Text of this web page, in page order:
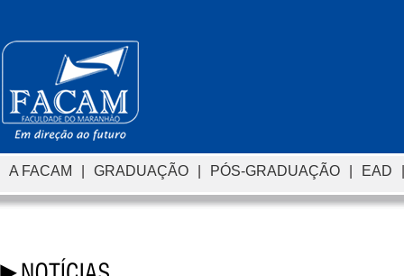
A FACAM | GRADUAÇÃO | PÓS-GRADUAÇÃO | EAD |